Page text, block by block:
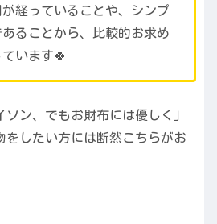
経っていることや、シンプ
ることから、比較的お求め
います🍀
ソン、でもお財布には優しく」
をしたい方には断然こちらがお